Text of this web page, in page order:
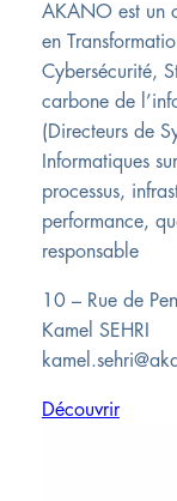
AKANO est un
en
Cybersécurité,
carbone de
(Directeurs de
Informatiques
processus,
performance,
responsable
10 – Rue de
Kamel SEHRI
Découvrir